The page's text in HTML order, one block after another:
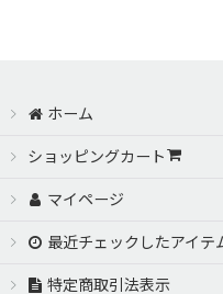
ホーム
ショッピングカート
マイページ
最近チェックしたアイテ
特定商取引法表示